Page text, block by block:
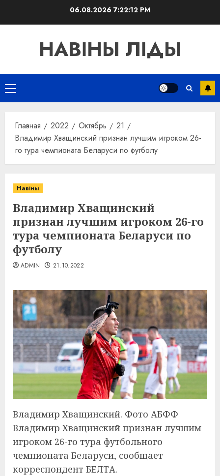
06.08.2026 7:22:12 PM
НАВІНЫ ЛІДЫ
Основное
меню
Главная 2022 Октябрь
21
Владимир Хващинский признан лучшим игроком 26-
го тура чемпионата Беларуси по футболу
Навіны
Владимир Хващинский
признан лучшим игроком 26-го
тура чемпионата Беларуси по
футболу
ADMIN 21.10.2022
Владимир Хващинский. Фото АБФФ
Владимир Хващинский признан лучшим
игроком 26-го тура футбольного
чемпионата Беларуси, сообщает
корреспондент БЕЛТА.